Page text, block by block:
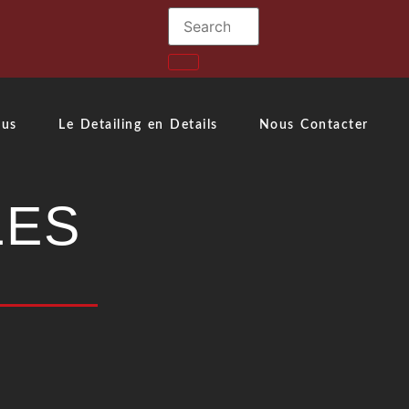
Le Detailing en Details Nous Contacter